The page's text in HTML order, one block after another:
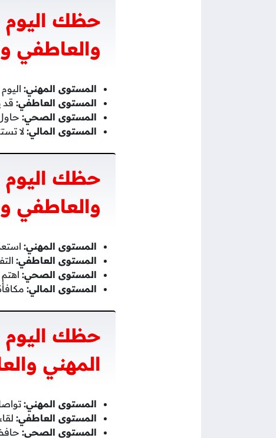
حظك اليوم
والعاطفي
المستوى المهني:
المستوى العاطفي: قد
المستوى الصحي:
المستوى المالي:لا
حظك اليوم
والعاطفي
المستوى المهني:
المستوى العاطفي:
المستوى الصحي:
المستوى المالي:
حظك اليوم
المهني
المستوى المهني:
المستوى العاطفي:
المستوى الصحي: